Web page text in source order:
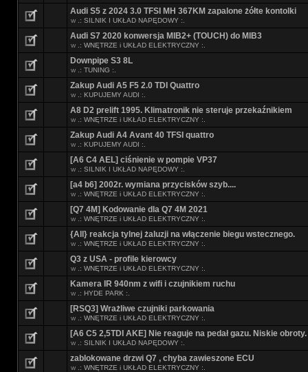
Audi S5 z 2024 3.0 TFSI MH 367KM zapalone żółte kontolki
w .: SILNIK I UKŁAD NAPĘDOWY :.
Audi S7 2020 konwersja MIB2+ (TOUCH) do MIB3
w .: WNĘTRZE i UKŁAD ELEKTRYCZNY :.
Downpipe S3 8L
w .: TUNING :.
Zakup Audi A5 F5 2.0 TDI Quattro
w .: KUPUJEMY AUDI :.
A8 D2 prelift 1995. Klimatronik nie steruje przekaźnikiem
w .: WNĘTRZE i UKŁAD ELEKTRYCZNY :.
Zakup Audi A4 Avant 40 TFSI quattro
w .: KUPUJEMY AUDI :.
[A6 C4 AEL] ciśnienie w pompie VP37
w .: SILNIK I UKŁAD NAPĘDOWY :.
[a4 b6] 2002r. wymiana przycisków szyb....
w .: WNĘTRZE i UKŁAD ELEKTRYCZNY :.
[Q7 4M] Kodowanie dla Q7 4M 2021
w .: WNĘTRZE i UKŁAD ELEKTRYCZNY :.
{All} reakcja tylnej żaluzji na włączenie biegu wstecznego.
w .: WNĘTRZE i UKŁAD ELEKTRYCZNY :.
Q3 z USA - profile kierowcy
w .: WNĘTRZE i UKŁAD ELEKTRYCZNY :.
Kamera IR 940nm z wifi i czujnikiem ruchu
w .: HYDE PARK :.
[RSQ3] Wrażliwe czujniki parkowania
w .: WNĘTRZE i UKŁAD ELEKTRYCZNY :.
[A6 C5 2,5TDI AKE] Nie reaguje na pedał gazu. Niskie obroty.
w .: SILNIK I UKŁAD NAPĘDOWY :.
zablokowane drzwi Q7 , chyba zawieszone ECU
w .: WNĘTRZE i UKŁAD ELEKTRYCZNY :.